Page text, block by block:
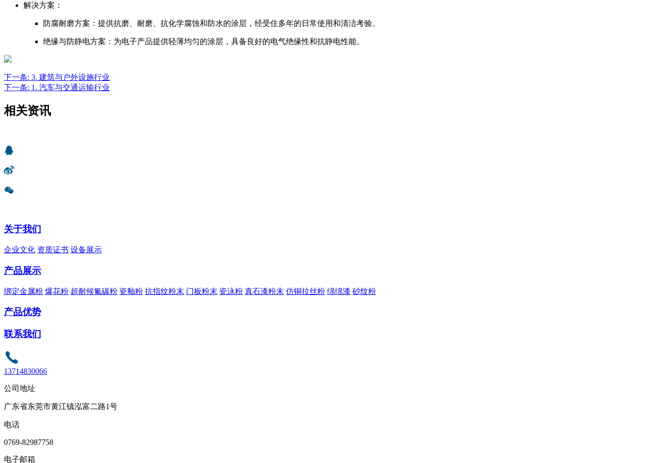
解决方案：
防腐耐磨方案：提供抗磨、耐磨、抗化学腐蚀和防水的涂层，经受住多年的日常使用和清洁考验。
绝缘与防静电方案：为电子产品提供轻薄均匀的涂层，具备良好的电气绝缘性和抗静电性能。
下一条: 3. 建筑与户外设施行业
下一条: 1. 汽车与交通运输行业
相关资讯
关于我们
企业文化 资质证书 设备展示
产品展示
绑定金属粉 爆花粉 超耐候氟碳粉 瓷釉粉 抗指纹粉末 门板粉末 瓷泳粉 真石漆粉末 仿铜拉丝粉 绵绵漆 砂纹粉
产品优势
联系我们
13714830066
公司地址
广东省东莞市黄江镇泓富二路1号
电话
0769-82987758
电子邮箱